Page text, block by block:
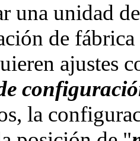
una unidad
de fábrica
ajustes
la